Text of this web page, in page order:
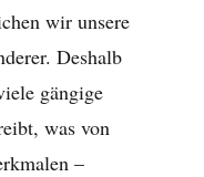
wir unsere
Deshalb
gängige
was von
–